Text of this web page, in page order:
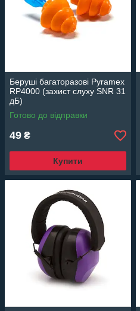
Беруші багаторазові Pyramex
RP4000 (захист слуху SNR 31
дБ)
Готово до відправки
49 ₴
Купити